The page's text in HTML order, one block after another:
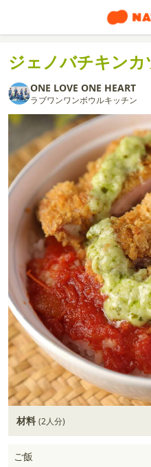
ジェノバチキンカ
ONE LOVE ONE HEART
ラブワンワンボウルキッチン
材料 (2人分)
ご飯